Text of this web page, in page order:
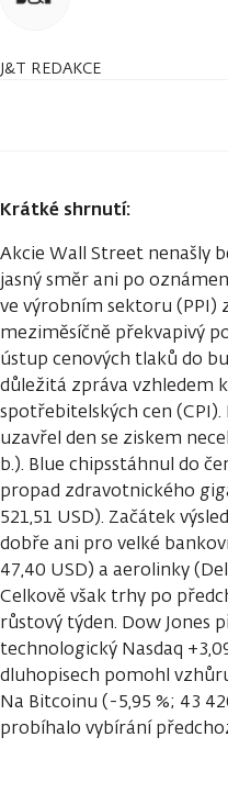
J&T REDAKCE
Krátké shrnutí:
Akcie Wall Street nenašly
jasný směr ani po
ve výrobním sektoru (PPI)
meziměsíčně překvapivý
ústup cenových tlaků do
důležitá zpráva vzhledem
spotřebitelských cen (CPI).
uzavřel den se ziskem
b.). Blue chipsstáhnul do
propad zdravotnického
521,51 USD). Začátek
dobře ani pro velké
47,40 USD) a aerolinky
Celkově však trhy po
růstový týden. Dow Jones
technologický Nasdaq
dluhopisech pomohl
Na Bitcoinu (-5,95 %; 43
probíhalo vybírání